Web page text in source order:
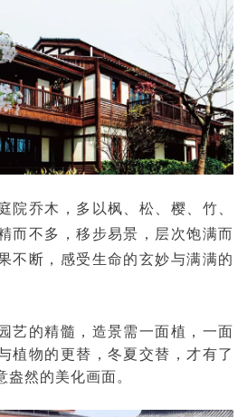
院乔木，多以枫、松、樱、竹、
而不多，移步易景，层次饱满而
不断，感受生命的玄妙与满满的
艺的精髓，造景需一面植，一面
植物的更替，冬夏交替，才有了
然的美化画面。